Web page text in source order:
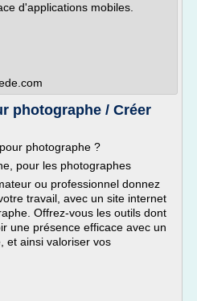
d'applications mobiles.
photographe / Créer
photographe ?
pour les photographes
ou professionnel donnez
travail, avec un site internet
Offrez-vous les outils dont
une présence efficace avec un
et ainsi valoriser vos